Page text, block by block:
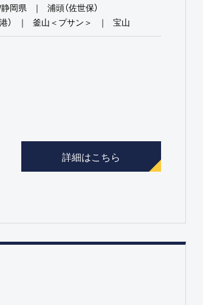
岡県
浦頭（佐世保）
）
釜山＜プサン＞ 宝山
詳細はこちら